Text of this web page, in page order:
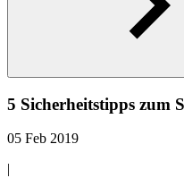
5 Sicherheitstipps zum
05 Feb 2019
|